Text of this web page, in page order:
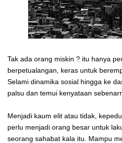
Tak ada orang miskin ? itu hanya
berpetualangan, keras untuk
Selami dinamika sosial hingga ke
palsu dan temui kenyataan
Menjadi kaum elit atau tidak,
perlu menjadi orang besar untuk
seorang sahabat kala itu. Mampu